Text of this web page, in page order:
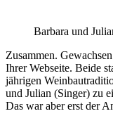
Barbara und
Zusammen.
Ihrer Webseite. Beide
jährigen
und Julian (Singer) zu
Das war aber erst der